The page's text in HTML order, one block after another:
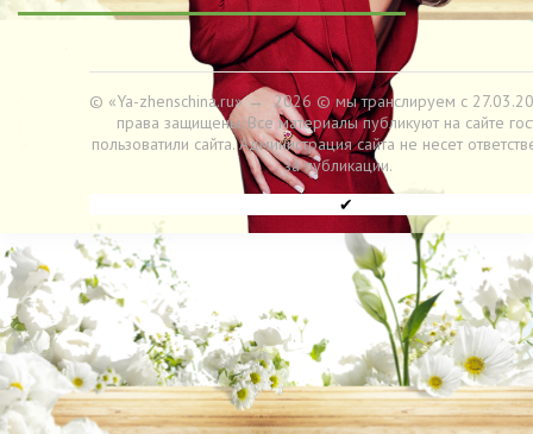
© «Ya-zhenschina.ru»→ 2026 © мы транслируем с
права защищены. Все материалы публикуют на сайте
пользоватили сайта. Администрация сайта не несет
за публикации.
✔